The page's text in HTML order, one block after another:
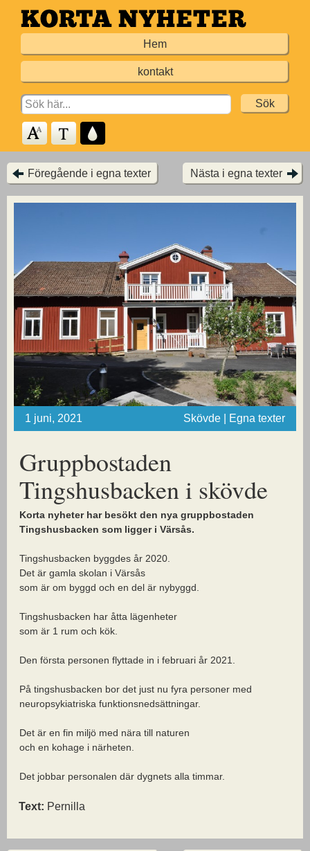
Hoppa
till
Hem
kontakt
Search
for:
Föregående i egna texter Nästa i egna texter
1 juni, 2021 Skövde | Egna texter
Gruppbostaden
Tingshusbacken i skövde
Korta nyheter har besökt den nya gruppbostaden
Tingshusbacken som ligger i Värsås.
Tingshusbacken byggdes år 2020.
Det är gamla skolan i Värsås
som är om byggd och en del är nybyggd.
Tingshusbacken har åtta lägenheter
som är 1 rum och kök.
Den första personen flyttade in i februari år 2021.
På tingshusbacken bor det just nu fyra personer med
neuropsykiatriska funktionsnedsättningar.
Det är en fin miljö med nära till naturen
och en kohage i närheten.
Det jobbar personalen där dygnets alla timmar.
Text: Pernilla